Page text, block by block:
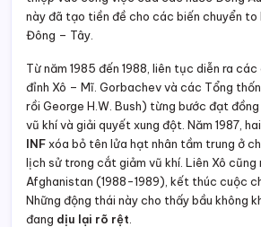
này đã tạo tiền đề cho các biến chuyển to
Đông – Tây.
Từ năm 1985 đến 1988, liên tục diễn ra
đỉnh Xô – Mĩ. Gorbachev và các Tổng
rồi George H.W. Bush) từng bước đạt
vũ khí và giải quyết xung đột. Năm 1987,
INFxóa bỏ tên lửa hạt nhân tầm trung ở
lịch sử trong cắt giảm vũ khí. Liên Xô cũng
Afghanistan (1988-1989), kết thúc cuộc
Những động thái này cho thấy bầu không
đang dịu lại rõ rệt